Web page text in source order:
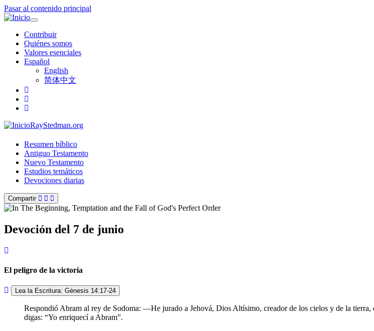
Pasar al contenido principal
Toggle
navigation
Contribuir
Quiénes somos
Valores esenciales
Español
English
简体中文
RayStedman.org
Resumen bíblico
Antiguo Testamento
Nuevo Testamento
Estudios temáticos
Devociones diarias
Compartir
Devoción del 7 de junio
El peligro de la victoria
Lea la Escritura: Génesis 14:17-24
Respondió Abram al rey de Sodoma: ―He jurado a Jehová, Dios Altísimo, creador de los cielos y de la
digas: “Yo enriquecí a Abram”.